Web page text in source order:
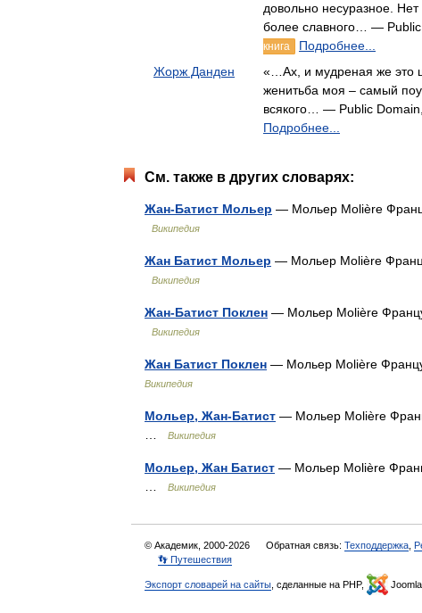
довольно несуразное.
более славного… — Public
книга
Подробнее...
Жорж Данден
«…Ах, и мудреная же это
женитьба моя – самый
всякого… — Public Domain,
Подробнее...
См. также в других словарях:
Жан-Батист Мольер — Мольер Molière
Википедия
Жан Батист Мольер — Мольер Molière
Википедия
Жан-Батист Поклен — Мольер Molière
Википедия
Жан Батист Поклен — Мольер Molière
Википедия
Мольер, Жан-Батист — Мольер Molière
Википедия
Мольер, Жан Батист — Мольер Molière
Википедия
© Академик, 2000-2026 Обратная связь: Техподдержка
👣 Путешествия
Экспорт словарей на сайты , сделанные на PHP, Joomla,